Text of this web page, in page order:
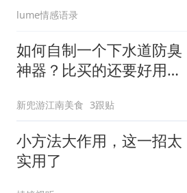
lume情感语录
如何自制一个下水道防臭
神器？比买的还要好用
新兜游江南美食 3跟贴
小方法大作用，这一招太
实用了